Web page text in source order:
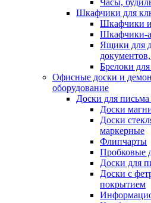
Часы,
Шкафчики для
Шкафчики и
Шкафчики-
Ящики для
Брелоки
Офисные доски и
оборудование
Доски для
Доски
Доски
маркерные
Флипчарты
Пробковые
Доски для
Доски с
покрытием